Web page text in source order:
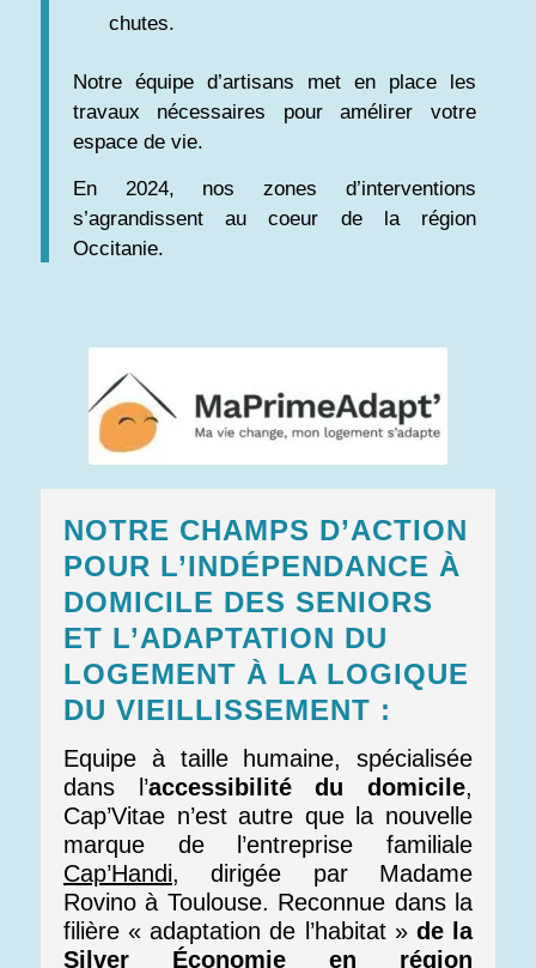
chutes.
Notre équipe d’artisans met en place les
travaux nécessaires pour amélirer votre
espace de vie.
En 2024, nos zones d’interventions
s’agrandissent au coeur de la région
Occitanie.
NOTRE CHAMPS D’ACTION
POUR L’INDÉPENDANCE À
DOMICILE DES SENIORS
ET L’ADAPTATION DU
LOGEMENT À LA LOGIQUE
DU VIEILLISSEMENT :
Equipe à taille humaine, spécialisée
dans l’accessibilité du domicile,
Cap’Vitae n’est autre que la nouvelle
marque de l’entreprise familiale
Cap’Handi, dirigée par Madame
Rovino à Toulouse. Reconnue dans la
filière « adaptation de l’habitat » de la
Silver Économie en région